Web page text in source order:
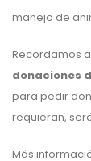
manejo de
Recordamos
donaciones
para pedir
requieran,
Más